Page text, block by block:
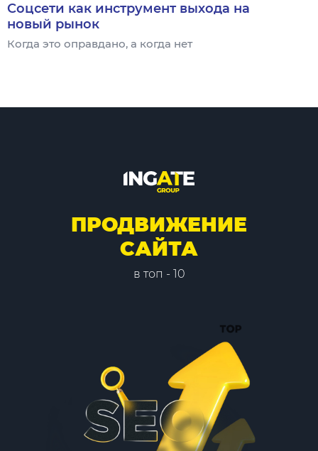
Соцсети как инструмент выхода на
новый рынок
Когда это оправдано, а когда нет
ПРОДВИЖЕНИЕ
САЙТА
в топ - 10